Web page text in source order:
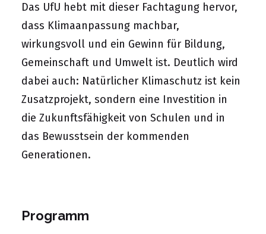
Das UfU hebt mit dieser Fachtagung hervor,
dass Klimaanpassung machbar,
wirkungsvoll und ein Gewinn für Bildung,
Gemeinschaft und Umwelt ist. Deutlich wird
dabei auch: Natürlicher Klimaschutz ist kein
Zusatzprojekt, sondern eine Investition in
die Zukunftsfähigkeit von Schulen und in
das Bewusstsein der kommenden
Generationen.
Programm